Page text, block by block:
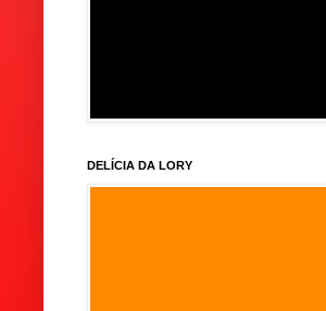
DELÍCIA DA LORY